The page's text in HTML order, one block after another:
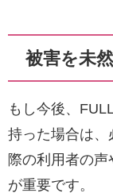
被害を未
もし今後、
持った場合は、
際の利用者の声
が重要です。